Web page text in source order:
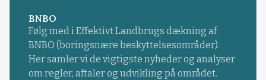
BNBO
Følg med i Effektivt Landbrugs dækning af
BNBO (boringsnære beskyttelsesområder).
Her samler vi de vigtigste nyheder og analyser
om regler, aftaler og udvikling på området.